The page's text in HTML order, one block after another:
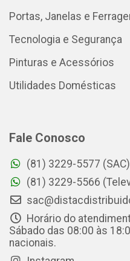
Portas, Janelas e
Tecnologia e Segurança
Pinturas e Acessórios
Utilidades Domésticas
Fale Conosco
(81) 3229-5577 (SAC)
(81) 3229-5566
Horário do
Sábado das 08:00 às
nacionais.